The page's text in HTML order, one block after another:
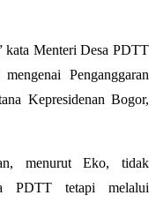
kata Menteri Desa PDTT
Penganggaran
Kepresidenan Bogor,
menurut Eko, tidak
PDTT tetapi melalui